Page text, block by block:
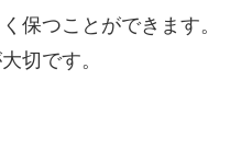
保つことができます。
切です。